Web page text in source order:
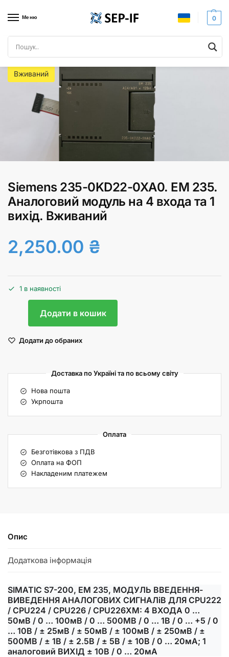
Меню 0
Головна Siemens 235-0KD22-0XA0. EM 235. Аналоговий модуль на 4 входа та 1 вихід. Вживаний
Вживаний
Siemens 235-0KD22-0XA0. EM 235.
Аналоговий модуль на 4 входа та 1
вихід. Вживаний
2,250.00 ₴
1 в наявності
Додати в кошик
Додати до обраних
Доставка по Україні та по всьому світу
Нова пошта
Укрпошта
Оплата
Безготівкова з ПДВ
Оплата на ФОП
Накладеним платежем
Опис
Додаткова інформація
SIMATIC S7-200, EM 235, МОДУЛЬ ВВЕДЕННЯ-
ВИВЕДЕННЯ АНАЛОГОВИХ СИГНАЛіВ ДЛЯ CPU222
/ CPU224 / CPU226 / CPU226XM: 4 ВХОДА 0 …
50мВ / 0 … 100мВ / 0 … 500МВ / 0 … 1В / 0 … +5 / 0
… 10В / ± 25мВ / ± 50мВ / ± 100мВ / ± 250мВ / ±
500МВ / ± 1В / ± 2.5В / ± 5В / ± 10В / 0 … 20мА; 1
аналоговий ВИХІД ± 10В / 0 … 20мА